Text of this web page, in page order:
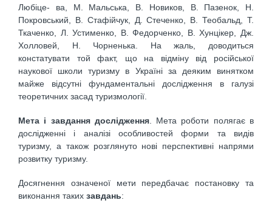
Любіце- ва, М. Мальська, В. Новиков, В. Пазенок, Н.
Покровський, В. Стафійчук, Д. Стеченко, В. Теобальд, Т.
Ткаченко, Л. Устименко, В. Федорченко, В. Хунцікер, Дж.
Холловей, Н. Чорненька. На жаль, доводиться
констатувати той факт, що на відміну від російської
наукової школи туризму в Україні за деяким винятком
майже відсутні фундаментальні дослідження в галузі
теоретичних засад туризмології.
Мета і завдання дослідження. Мета роботи полягає в
дослідженні і аналізі особливостей форми та видів
туризму, а також розглянуто нові перспективні напрями
розвитку туризму.
Досягнення означеної мети передбачає постановку та
виконання таких завдань: